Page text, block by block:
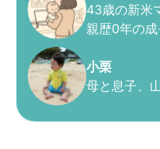
43歳の新米
親歴0年の成
小栗
母と息子、